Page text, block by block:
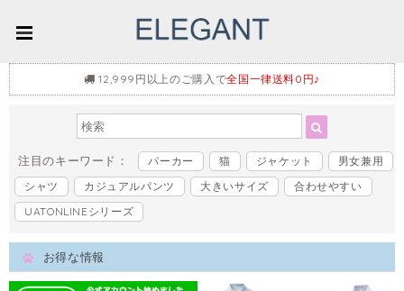
12,999円以上のご購入で全国一律送料0円♪
注目のキーワード： パーカー 猫 ジャケット
男女兼用
シャツ
カジュアルパンツ 大きいサイズ
合わせやすい
UATONLINEシリーズ
お得な情報